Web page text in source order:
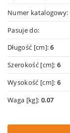
Numer katalogowy:
Pasuje do:
Długość [cm]:6
Szerokość [cm]:6
Wysokość [cm]: 6
Waga [kg]: 0.07